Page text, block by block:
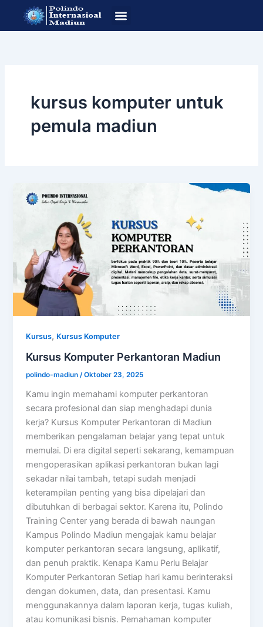
konten
kursus komputer untuk
pemula madiun
Kursus, Kursus Komputer
Kursus Komputer Perkantoran Madiun
polindo-madiun /Oktober 23, 2025
Kamu ingin memahami komputer perkantoran
secara profesional dan siap menghadapi dunia
kerja? Kursus Komputer Perkantoran di Madiun
memberikan pengalaman belajar yang tepat untuk
memulai. Di era digital seperti sekarang, kemampuan
mengoperasikan aplikasi perkantoran bukan lagi
sekadar nilai tambah, tetapi sudah menjadi
keterampilan penting yang bisa dipelajari dan
dibutuhkan di berbagai sektor. Karena itu, Polindo
Training Center yang berada di bawah naungan
Kampus Polindo Madiun mengajak kamu belajar
komputer perkantoran secara langsung, aplikatif,
dan penuh praktik. Kenapa Kamu Perlu Belajar
Komputer Perkantoran Setiap hari kamu berinteraksi
dengan dokumen, data, dan presentasi. Kamu
menggunakannya dalam laporan kerja, tugas kuliah,
atau komunikasi bisnis. Pemahaman komputer